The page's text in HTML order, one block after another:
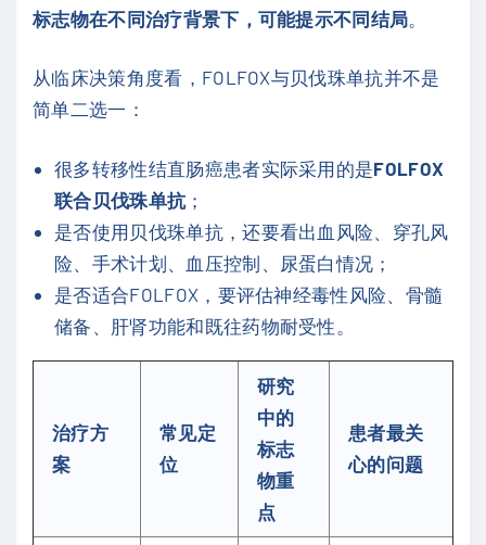
标志物在不同治疗背景下，可能提示不同结局
从临床决策角度看，FOLFOX与贝伐珠单抗并不是
简单二选一：
很多转移性结直肠癌患者实际采用的是FOLFOX
联合贝伐珠单抗 ；
是否使用贝伐珠单抗，还要看出血风险、穿孔风
险、手术计划、血压控制、尿蛋白情况；
是否适合FOLFOX，要评估神经毒性风险、骨髓
储备、肝肾功能和既往药物耐受性。
治疗方
案
常见定
位
研究
中的
标志
物重
点
患者最关
心的问题